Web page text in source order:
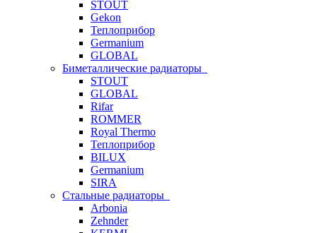
STOUT
Gekon
Теплоприбор
Germanium
GLOBAL
Биметаллические радиаторы
STOUT
GLOBAL
Rifar
ROMMER
Royal Thermo
Теплоприбор
BILUX
Germanium
SIRA
Стальные радиаторы
Arbonia
Zehnder